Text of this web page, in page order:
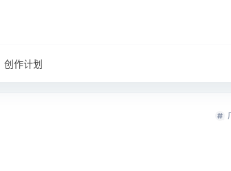
创作计划